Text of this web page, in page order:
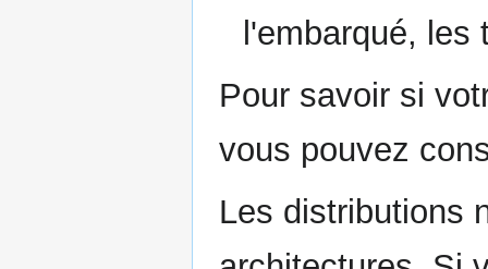
l'embarqué,
Pour savoir si
vous pouvez
Les distributions